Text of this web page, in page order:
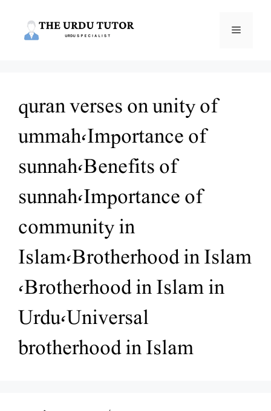
Menu
quran verses on unity of
ummah،Importance of
sunnah،Benefits of
sunnah،Importance of
community in
Islam،Brotherhood in Islam
،Brotherhood in Islam in
Urdu،Universal
brotherhood in Islam